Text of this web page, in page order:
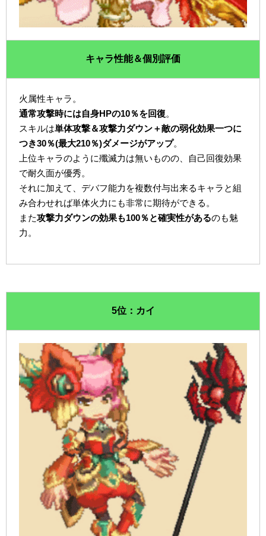
キャラ性能＆個別評価
火属性キャラ。
通常攻撃時には自身HPの10％を回復。
スキルは単体攻撃＆攻撃力ダウン＋敵の弱化効果一つに
つき30％(最大210％)ダメージがアップ。
上位キャラのように殲滅力は無いものの、自己回復効果
で耐久面が優秀。
それに加えて、デバフ能力を複数付与出来るキャラと組
み合わせれば単体火力にも非常に期待ができる。
また攻撃力ダウンの効果も100％と確実性があるのも魅
力。
5位：カイ